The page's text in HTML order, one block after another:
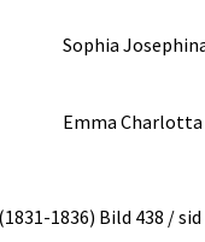
Sophia
Emma Charlotta
1836) Bild 438 / sid